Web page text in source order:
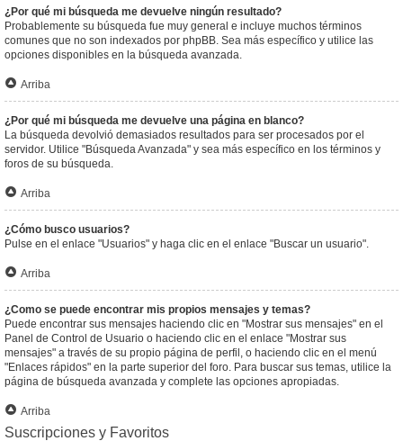
¿Por qué mi búsqueda me devuelve ningún resultado?
Probablemente su búsqueda fue muy general e incluye muchos términos
comunes que no son indexados por phpBB. Sea más específico y utilice las
opciones disponibles en la búsqueda avanzada.
Arriba
¿Por qué mi búsqueda me devuelve una página en blanco?
La búsqueda devolvió demasiados resultados para ser procesados por el
servidor. Utilice "Búsqueda Avanzada" y sea más específico en los términos y
foros de su búsqueda.
Arriba
¿Cómo busco usuarios?
Pulse en el enlace "Usuarios" y haga clic en el enlace "Buscar un usuario".
Arriba
¿Como se puede encontrar mis propios mensajes y temas?
Puede encontrar sus mensajes haciendo clic en "Mostrar sus mensajes" en el
Panel de Control de Usuario o haciendo clic en el enlace "Mostrar sus
mensajes" a través de su propio página de perfil, o haciendo clic en el menú
"Enlaces rápidos" en la parte superior del foro. Para buscar sus temas, utilice la
página de búsqueda avanzada y complete las opciones apropiadas.
Arriba
Suscripciones y Favoritos